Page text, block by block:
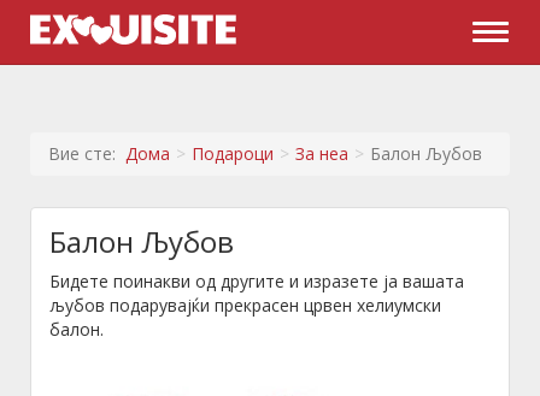
Вие сте: Дома Подароци За неа Балон Љубов
Балон Љубов
Бидете поинакви од другите и изразете ја вашата
љубов подарувајќи прекрасен црвен хелиумски
балон.